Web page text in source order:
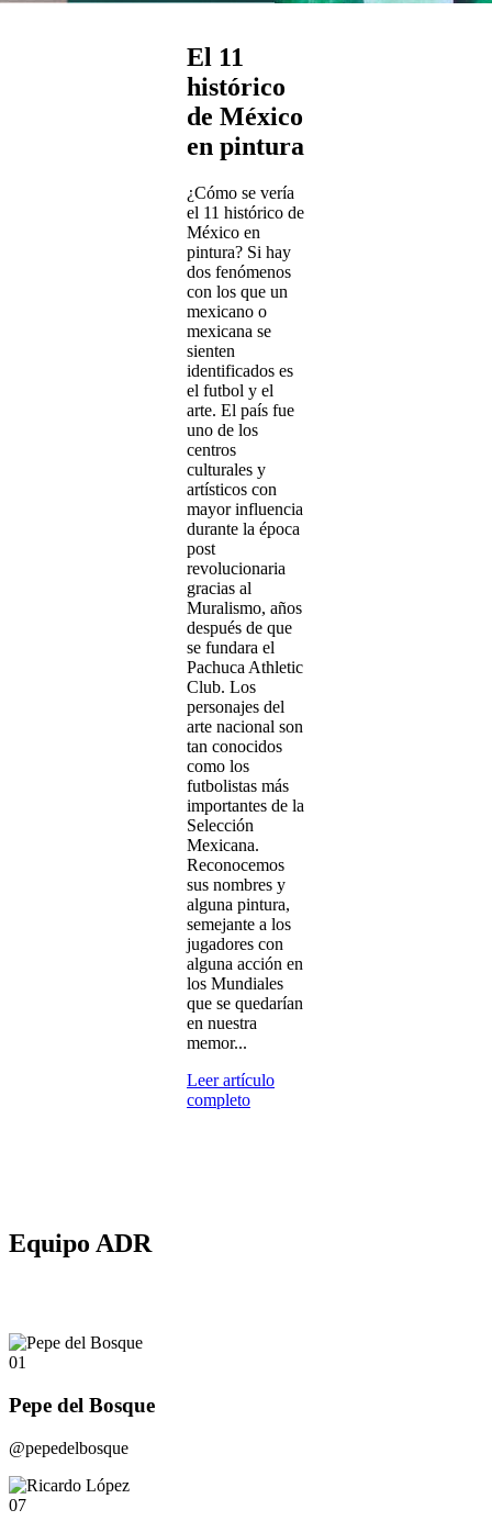
El 11
histórico
de México
en pintura
¿Cómo se vería
el 11 histórico de
México en
pintura? Si hay
dos fenómenos
con los que un
mexicano o
mexicana se
sienten
identificados es
el futbol y el
arte. El país fue
uno de los
centros
culturales y
artísticos con
mayor influencia
durante la época
post
revolucionaria
gracias al
Muralismo, años
después de que
se fundara el
Pachuca Athletic
Club. Los
personajes del
arte nacional son
tan conocidos
como los
futbolistas más
importantes de la
Selección
Mexicana.
Reconocemos
sus nombres y
alguna pintura,
semejante a los
jugadores con
alguna acción en
los Mundiales
que se quedarían
en nuestra
memor...
Leer artículo
completo
Equipo ADR
01
Pepe del Bosque
@pepedelbosque
07